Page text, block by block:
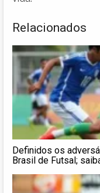
Relacionados
Definidos os
Brasil de Futsal;